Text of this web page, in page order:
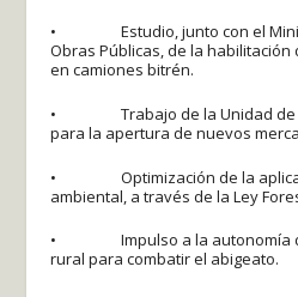
• Estudio, junto con el
Obras Públicas, de la
en camiones bitrén.
• Trabajo de la Unidad de
para la apertura de nuevos
• Optimización de la
ambiental, a través de la Ley
• Impulso a la autonomía de
rural para combatir el abigeato.